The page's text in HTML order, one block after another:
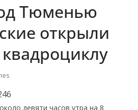
Тюменью
открыли
девяти часов утра на 8